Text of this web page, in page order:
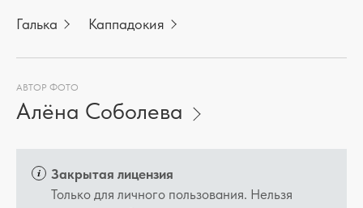
Галька Каппадокия
АВТОР ФОТО
Алёна Соболева
Закрытая лицензия
Только для личного пользования. Нельзя